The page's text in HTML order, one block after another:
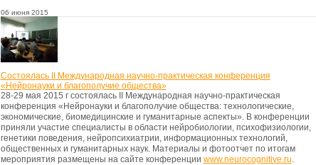
06 июня 2015
Состоялась II Международная научно-практическая конференция
«Нейронауки и благополучие общества»
28-29 мая 2015 г состоялась II Международная научно-практическая
конференция «Нейронауки и благополучие общества: технологические,
экономические, биомедицинские и гуманитарные аспекты». В конференции
приняли участие специалисты в области нейробиологии, психофизиологии,
генетики поведения, нейропсихиатрии, информационных технологий,
общественных и гуманитарных наук. Материалы и фотоотчет по итогам
мероприятия размещены на сайте конференции www.neurocognitive.ru.